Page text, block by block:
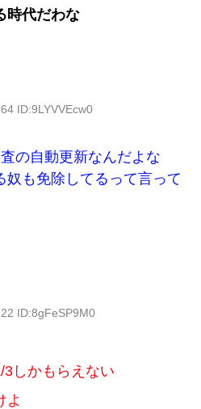
時代だわな
ID:9LYVVEcw0
の自動更新なんだよな
も免除してるって言って
ID:8gFeSP9M0
しかもらえない
よ